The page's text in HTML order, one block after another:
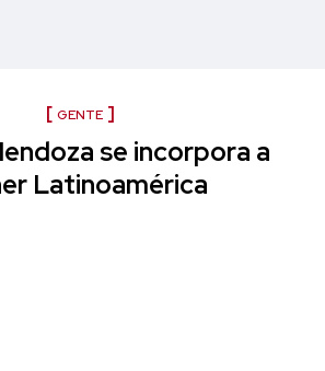
GENTE
se incorpora a
Latinoamérica